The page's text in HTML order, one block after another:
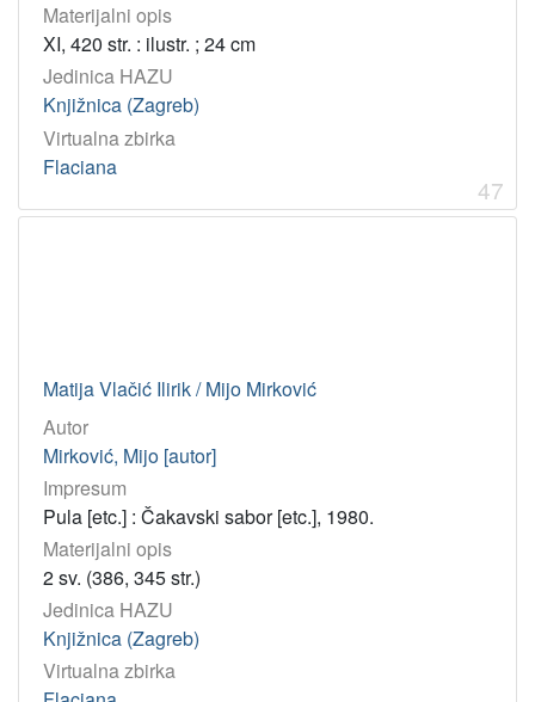
Materijalni opis
XI, 420 str. : ilustr. ; 24 cm
Jedinica HAZU
Knjižnica (Zagreb)
Virtualna zbirka
Flaciana
47
Matija Vlačić Ilirik / Mijo Mirković
Autor
Mirković, Mijo [autor]
Impresum
Pula [etc.] : Čakavski sabor [etc.], 1980.
Materijalni opis
2 sv. (386, 345 str.)
Jedinica HAZU
Knjižnica (Zagreb)
Virtualna zbirka